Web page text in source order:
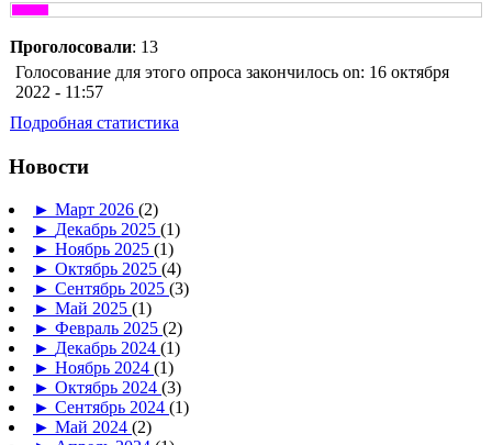
Проголосовали: 13
Голосование для этого опроса закончилось on: 16 октября
2022 - 11:57
Подробная статистика
Новости
► Март 2026 (2)
► Декабрь 2025 (1)
► Ноябрь 2025 (1)
► Октябрь 2025 (4)
► Сентябрь 2025 (3)
► Май 2025 (1)
► Февраль 2025 (2)
► Декабрь 2024 (1)
► Ноябрь 2024 (1)
► Октябрь 2024 (3)
► Сентябрь 2024 (1)
► Май 2024 (2)